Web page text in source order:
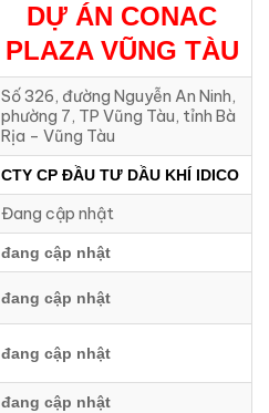
DỰ ÁN CONAC
PLAZA VŨNG TÀU
Số 326, đường Nguyễn An Ninh,
phường 7, TP Vũng Tàu, tỉnh Bà
Rịa – Vũng Tàu
CTY CP ĐẦU TƯ DẦU KHÍ IDICO
Đang cập nhật
đang cập nhật
đang cập nhật
đang cập nhật
đang cập nhật